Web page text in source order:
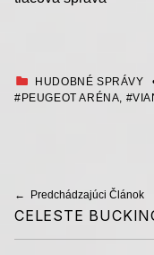
KATEGORIZOVANÉ AKO:
HUDOBNÉ SPRÁVY
PEUGEOT ARÉNA,
Navigácia v článku
Predchádzajúci Článok
CELESTE